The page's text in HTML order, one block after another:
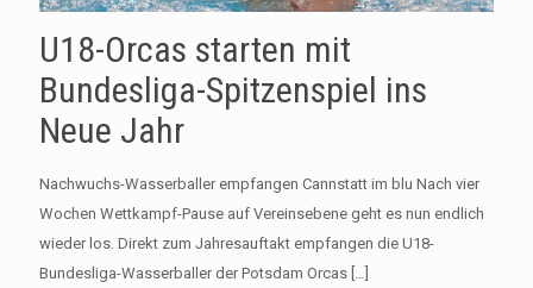
U18-Orcas starten mit
Bundesliga-Spitzenspiel ins
Neue Jahr
Nachwuchs-Wasserballer empfangen Cannstatt im blu Nach vier
Wochen Wettkampf-Pause auf Vereinsebene geht es nun endlich
wieder los. Direkt zum Jahresauftakt empfangen die U18-
Bundesliga-Wasserballer der Potsdam Orcas